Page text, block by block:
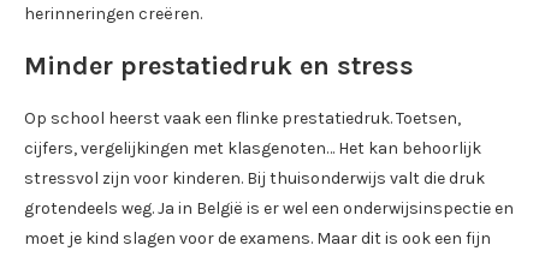
herinneringen creëren.
Minder prestatiedruk en stress
Op school heerst vaak een flinke prestatiedruk. Toetsen,
cijfers, vergelijkingen met klasgenoten… Het kan behoorlijk
stressvol zijn voor kinderen. Bij thuisonderwijs valt die druk
grotendeels weg. Ja in België is er wel een onderwijsinspectie en
moet je kind slagen voor de examens. Maar dit is ook een fijn